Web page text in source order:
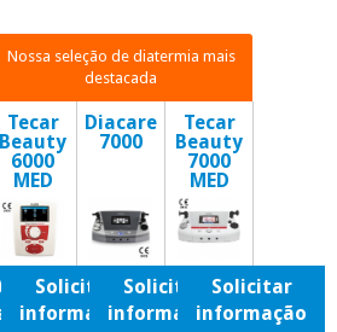
Nossa seleção de diatermia mais
destacada
Tecar
Beauty
6000
MED
Diacare
7000
Tecar
Beauty
7000
MED
Solicitar
informação
Solicitar
informação
Solicitar
informação